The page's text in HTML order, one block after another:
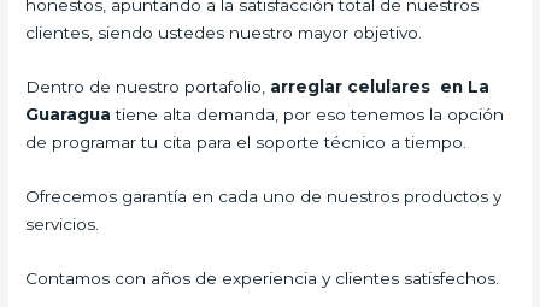
honestos, apuntando a la satisfacción total de nuestros
clientes, siendo ustedes nuestro mayor objetivo.
Dentro de nuestro portafolio, arreglar celulares en La
Guaragua tiene alta demanda, por eso tenemos la opción
de programar tu cita para el soporte técnico a tiempo.
Ofrecemos garantía en cada uno de nuestros productos y
servicios.
Contamos con años de experiencia y clientes satisfechos.